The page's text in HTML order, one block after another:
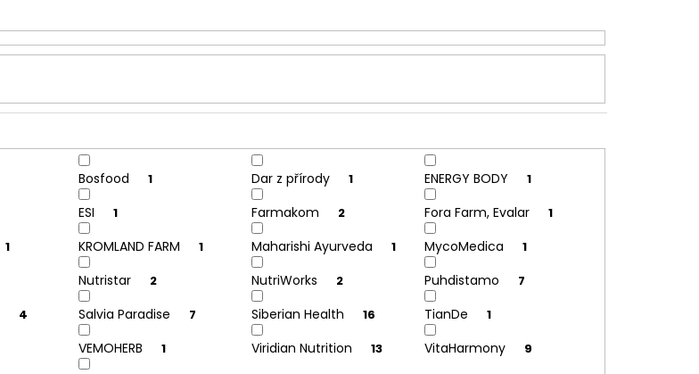
Bosfood 1 Dar z přírody 1 ENERGY BODY 1
ESI 1 Farmakom 2 Fora Farm, Evalar 1
1 KROMLAND FARM 1 Maharishi Ayurveda 1 MycoMedica 1
Nutristar 2 NutriWorks 2 Puhdistamo 7
4 Salvia Paradise 7 Siberian Health 16 TianDe 1
VEMOHERB 1 Viridian Nutrition 13 VitaHarmony 9